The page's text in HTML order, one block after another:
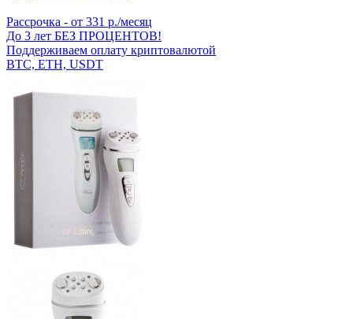
Рассрочка - от 331 р./месяц
До 3 лет БЕЗ ПРОЦЕНТОВ!
Поддерживаем оплату криптовалютой
BTC, ETH, USDT